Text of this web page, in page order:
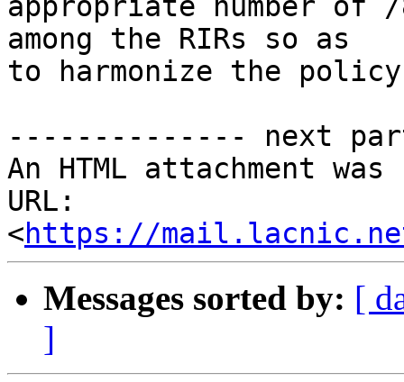
appropriate number
among the RIRs so as
to harmonize the
-------------- next
An HTML attachment
URL:
<https://mail.lacnic.net/
Messages sorted by: [
]